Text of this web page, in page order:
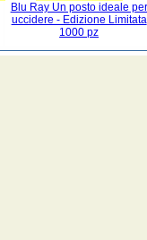
Blu Ray Un posto ideale per
uccidere - Edizione Limitata
1000 pz